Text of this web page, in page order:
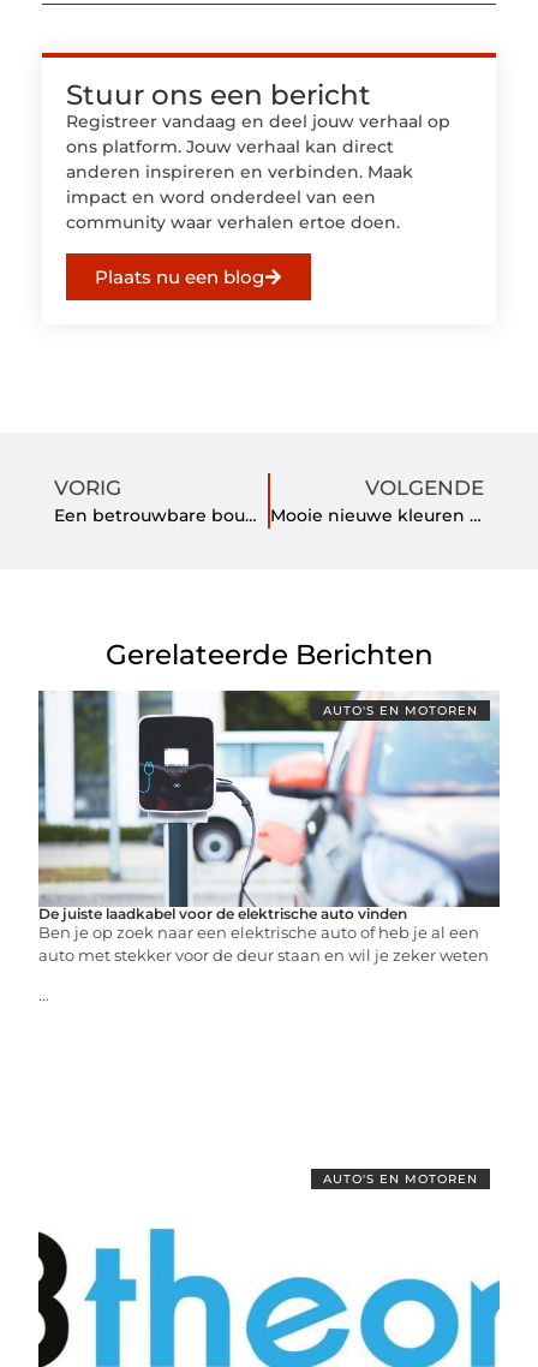
Stuur ons een bericht
Registreer vandaag en deel jouw verhaal op
ons platform. Jouw verhaal kan direct
anderen inspireren en verbinden. Maak
impact en word onderdeel van een
community waar verhalen ertoe doen.
Plaats nu een blog
VORIG
Een betrouwbare bouwtechnische keuring laten uitvoeren in Rotterdam
VOLGENDE
Mooie nieuwe kleuren voor iPhone 13 Pro hoesjes
Gerelateerde Berichten
AUTO'S EN MOTOREN
De juiste laadkabel voor de elektrische auto vinden
Ben je op zoek naar een elektrische auto of heb je al een
auto met stekker voor de deur staan en wil je zeker weten
...
AUTO'S EN MOTOREN